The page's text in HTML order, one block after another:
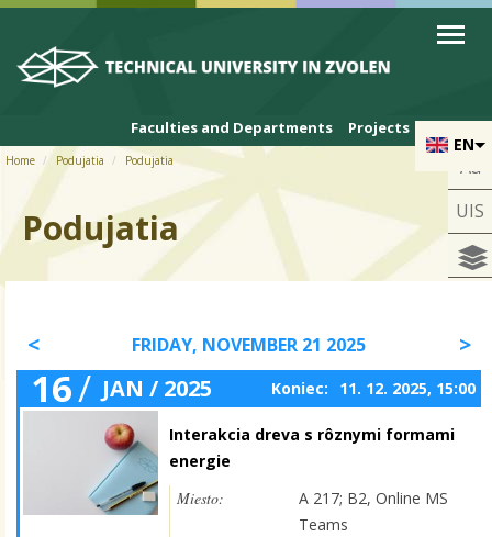
Skip to cookies
Skip to navigation
Skip to main content
EN
Faculties and Departments Projects
Aa
UIS
Home Podujatia Podujatia
Podujatia
FRIDAY, NOVEMBER 21 2025
16/ JAN / 2025 Koniec: 11. 12. 2025, 15:00
Interakcia dreva s rôznymi formami
energie
Miesto:
A 217; B2, Online MS
Teams